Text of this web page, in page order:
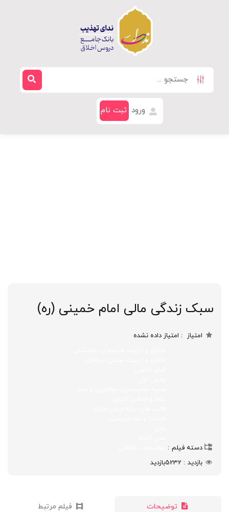
ورود ثبت نام
سبک زندگی مالی امام خمینی (ره)
امتیاز امتیاز داده نشده
دسته فیلم
بازدید
5232بازدید
توضیحات فیلم مرتبط